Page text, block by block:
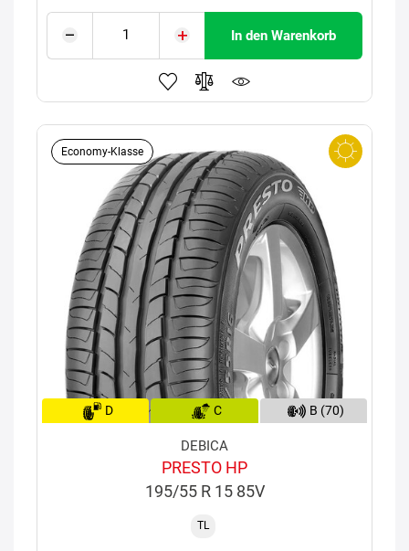
In den Warenkorb
Economy-Klasse
D C B (70)
DEBICA
PRESTO HP
195/55 R 15 85V
TL